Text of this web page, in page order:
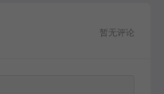
暂无评论